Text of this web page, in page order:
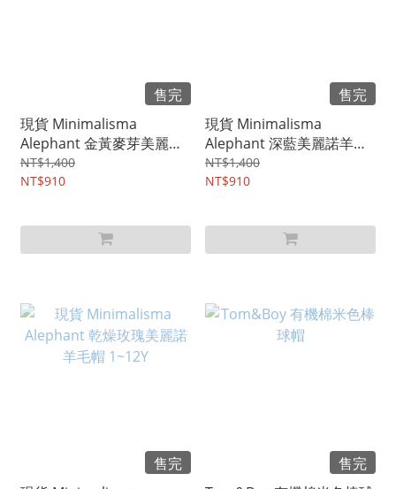
售完
現貨 Minimalisma
Alephant 金黃麥芽美麗諾
羊毛帽 1~12Y
NT$1,400
NT$910
售完
現貨 Minimalisma
Alephant 深藍美麗諾羊毛
帽 1~12Y
NT$1,400
NT$910
售完
售完